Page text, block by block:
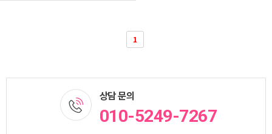
1
상담 문의
010-5249-7267